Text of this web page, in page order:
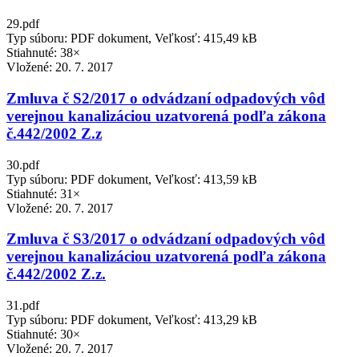
29.pdf
Typ súboru: PDF dokument, Veľkosť: 415,49 kB
Stiahnuté: 38×
Vložené: 20. 7. 2017
Zmluva č S2/2017 o odvádzaní odpadových vôd
verejnou kanalizáciou uzatvorená podľa zákona
č.442/2002 Z.z
30.pdf
Typ súboru: PDF dokument, Veľkosť: 413,59 kB
Stiahnuté: 31×
Vložené: 20. 7. 2017
Zmluva č S3/2017 o odvádzaní odpadových vôd
verejnou kanalizáciou uzatvorená podľa zákona
č.442/2002 Z.z.
31.pdf
Typ súboru: PDF dokument, Veľkosť: 413,29 kB
Stiahnuté: 30×
Vložené: 20. 7. 2017